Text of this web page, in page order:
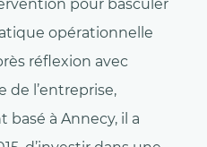
pour basculer
opérationnelle
réflexion avec
de l’entreprise,
basé à Annecy, il a